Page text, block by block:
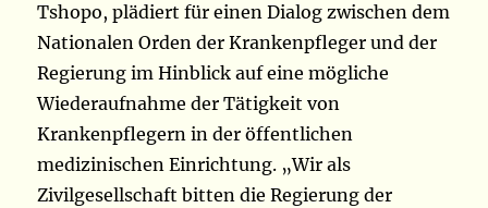
Tshopo, plädiert für einen Dialog zwischen dem
Nationalen Orden der Krankenpfleger und der
Regierung im Hinblick auf eine mögliche
Wiederaufnahme der Tätigkeit von
Krankenpflegern in der öffentlichen
medizinischen Einrichtung. „Wir als
Zivilgesellschaft bitten die Regierung der